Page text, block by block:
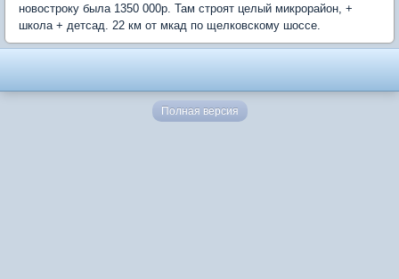
новостроку была 1350 000р. Там строят целый микрорайон, +
школа + детсад. 22 км от мкад по щелковскому шоссе.
Полная версия